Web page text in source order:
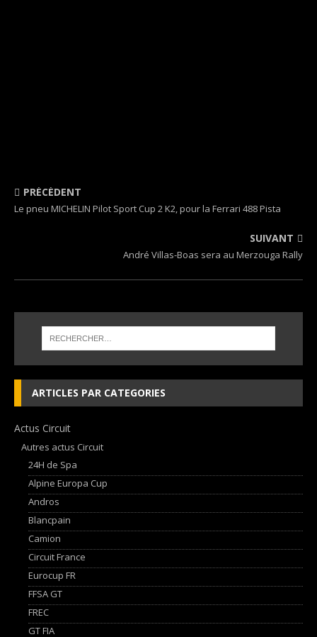
PRÉCÉDENT
Le pneu MICHELIN Pilot Sport Cup 2 K2, pour la Ferrari 488 Pista
SUIVANT
André Villas-Boas sera au Merzouga Rally
ARTICLES PAR CATEGORIES
Actus Circuit
Autres actus Circuit
24H de Spa
Alpine Europa Cup
Andros
Blancpain
Camion
Circuit France
Eurocup FR
FFSA GT
FREC
GT FIA